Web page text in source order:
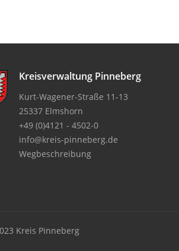
Kreisverwaltung Pinneberg
Kurt-Wagener-Straße 11-13
25337 Elmshorn
+49 (0)4121 - 4502-0
info@kreis-pinneberg.de
Wegbeschreibung
Kreis Pinneberg